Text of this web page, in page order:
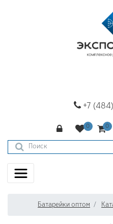
+7
Батарейки оптом